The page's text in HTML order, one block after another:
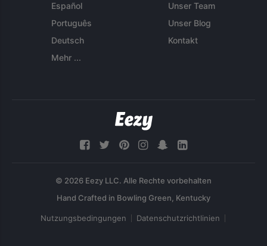
Español
Português
Deutsch
Mehr ...
Unser Team
Unser Blog
Kontakt
© 2026 Eezy LLC. Alle Rechte vorbehalten
Nutzungsbedingungen Datenschutzrichtlinien